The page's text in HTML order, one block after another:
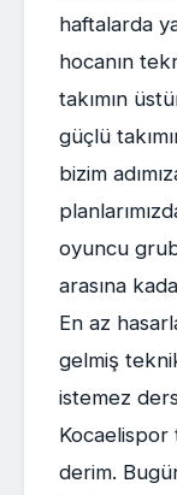
haftalarda
hocanın
takımın
güçlü
bizim
oyuncu
arasına
En az
gelmiş
istemez
Kocaelispor
derim.